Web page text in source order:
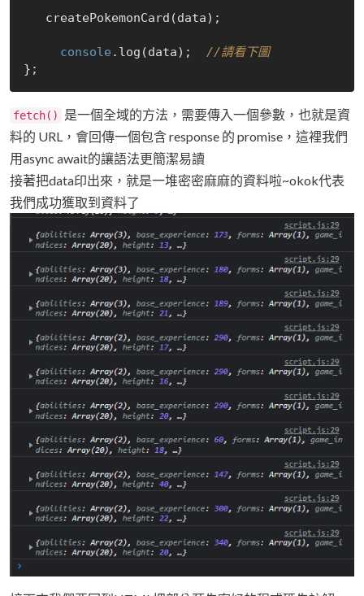
console .log(data); //請看下圖
fetch()
是一個全域的方法，需要傳入一個參數，也就是資
料的 URL，會回傳一個包含 response 的 promise，這裡我們
用async await的讓語法更簡潔易讀
接著把data印出來，就是一堆密密麻麻的資料啦~okok代表
我們成功獲取到資料了